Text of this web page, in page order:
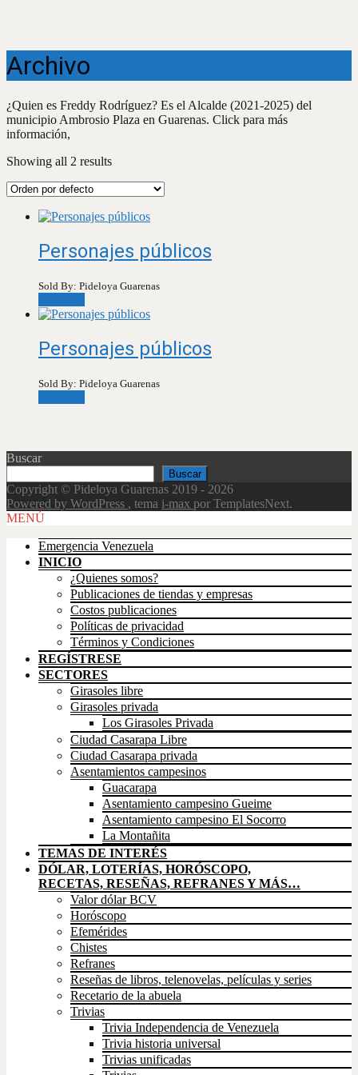
Archivo
¿Quien es Freddy Rodríguez? Es el Alcalde (2021-2025) del
municipio Ambrosio Plaza en Guarenas. Click para más
información,
Showing all 2 results
Personajes públicos
Sold By: Pideloya Guarenas
Personajes públicos
Sold By: Pideloya Guarenas
Buscar
Buscar
Copyright © Pideloya Guarenas 2019 - 2026
Powered by WordPress , tema i-max por TemplatesNext.
Scroll
MENÚ
Emergencia Venezuela
INICIO
¿Quienes somos?
Publicaciones de tiendas y empresas
Costos publicaciones
Políticas de privacidad
Términos y Condiciones
REGÍSTRESE
SECTORES
Girasoles libre
Girasoles privada
Los Girasoles Privada
Ciudad Casarapa Libre
Ciudad Casarapa privada
Asentamientos campesinos
Guacarapa
Asentamiento campesino Gueime
Asentamiento campesino El Socorro
La Montañita
TEMAS DE INTERÉS
DÓLAR, LOTERÍAS, HORÓSCOPO,
RECETAS, RESEÑAS, REFRANES Y MÁS…
Valor dólar BCV
Horóscopo
Efemérides
Chistes
Refranes
Reseñas de libros, telenovelas, películas y series
Recetario de la abuela
Trivias
Trivia Independencia de Venezuela
Trivia historia universal
Trivias unificadas